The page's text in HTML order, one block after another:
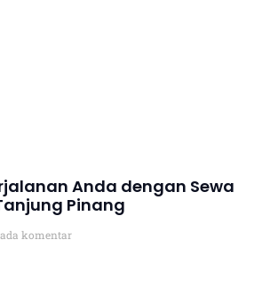
Anda dengan Sewa
Pinang
komentar